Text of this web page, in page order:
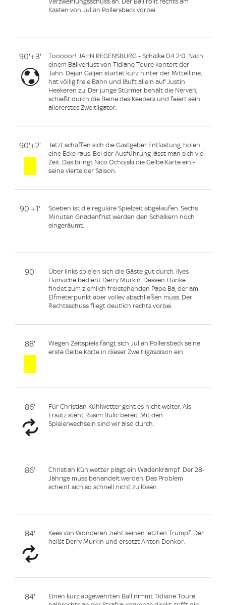
Kasten von Julian Pollersbeck vorbei.
90'+3'
Tooooor! JAHN REGENSBURG - Schalke 04 2:0. Nach
einem Ballverlust von Tidiane Toure kontert der
Jahn. Dejan Galjen startet kurz hinter der Mittellinie,
hat völlig freie Bahn und läuft allein auf Justin
Heekeren zu. Der junge Stürmer behält die Nerven,
schießt durch die Beine des Keepers und feiert sein
allererstes Zweitligator.
90'+2'
Jetzt schaffen sich die Gastgeber Entlastung, holen
eine Ecke raus. Bei der Ausführung lässt man sich viel
Zeit. Das bringt Nico Ochojski die Gelbe Karte ein -
seine vierte der Saison.
90'+1'
Soeben ist die reguläre Spielzeit abgelaufen. Sechs
Minuten Gnadenfrist werden den Schalkern noch
eingeräumt.
90'
Über links spielen sich die Gäste gut durch. Ilyes
Hamache bedient Derry Murkin. Dessen Flanke
findet zum ziemlich freistehenden Pape Ba, der am
Elfmeterpunkt aber volley abschließen muss. Der
Rechtsschuss fliegt deutlich rechts vorbei.
88'
Wegen Zeitspiels fängt sich Julian Pollersbeck seine
erste Gelbe Karte in dieser Zweitligasaison ein.
86'
Für Christian Kühlwetter geht es nicht weiter. Als
Ersatz steht Rasim Bulic bereit. Mit den
Spielerwechseln sind wir also durch.
86'
Christian Kühlwetter plagt ein Wadenkrampf. Der 28-
Jährige muss behandelt werden. Das Problem
scheint sich so schnell nicht zu lösen.
84'
Kees van Wonderen zieht seinen letzten Trumpf. Der
heißt Derry Murkin und ersetzt Anton Donkor.
84'
Einen kurz abgewehrten Ball nimmt Tidiane Toure